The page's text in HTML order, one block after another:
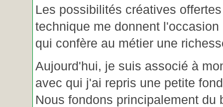
Les possibilités créatives
technique me donnent
qui confère au métier une
Aujourd'hui, je suis associé à
avec qui j'ai repris une petite
Nous fondons principalement